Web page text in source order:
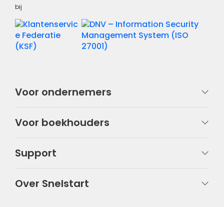
bij
Voor ondernemers
Voor boekhouders
Support
Over Snelstart